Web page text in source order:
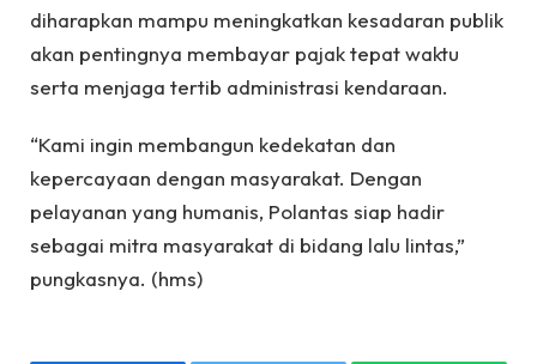
diharapkan mampu meningkatkan kesadaran publik
akan pentingnya membayar pajak tepat waktu
serta menjaga tertib administrasi kendaraan.
“Kami ingin membangun kedekatan dan
kepercayaan dengan masyarakat. Dengan
pelayanan yang humanis, Polantas siap hadir
sebagai mitra masyarakat di bidang lalu lintas,”
pungkasnya. (hms)